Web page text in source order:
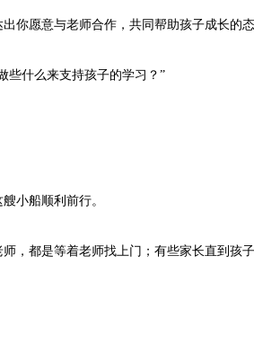
你愿意与老师合作，共同帮助孩子成长的态
些什么来支持孩子的学习？”
小船顺利前行。
，都是等着老师找上门；有些家长直到孩